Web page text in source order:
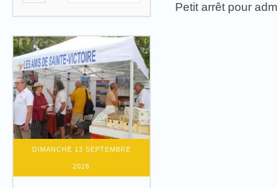
Petit arrêt pour
DIMANCHE 13 SEPTEMBRE
2026